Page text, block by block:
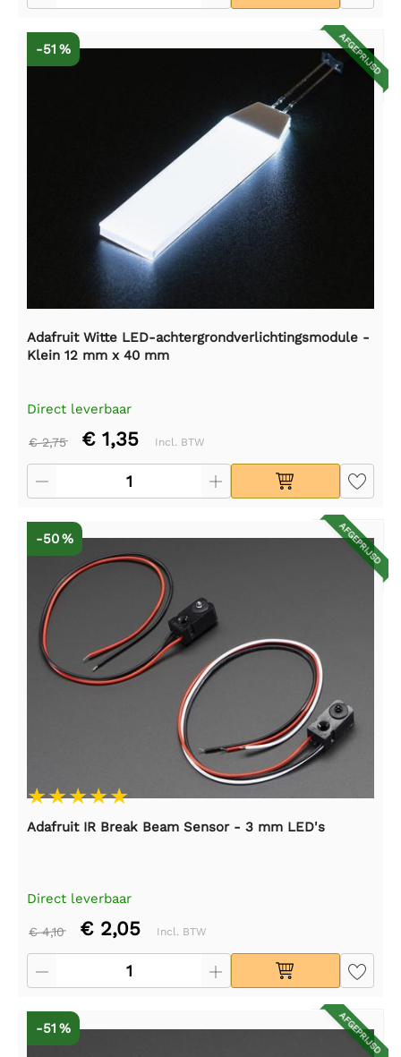
AFGEPRIJSD
-51 %
Adafruit Witte LED-achtergrondverlichtingsmodule -
Klein 12 mm x 40 mm
Direct leverbaar
€ 2,75 € 1,35 Incl. BTW
AFGEPRIJSD
-50 %
Adafruit IR Break Beam Sensor - 3 mm LED's
Direct leverbaar
€ 4,10 € 2,05 Incl. BTW
AFGEPRIJSD
-51 %